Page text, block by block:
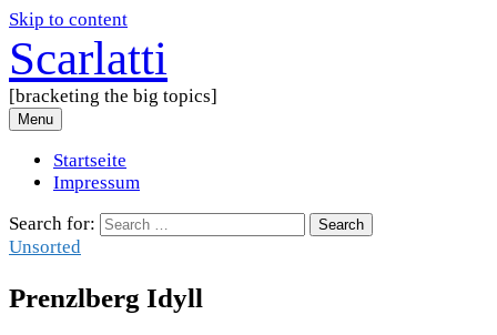
Skip to content
Scarlatti
[bracketing the big topics]
Menu
Startseite
Impressum
Search for:
Unsorted
Prenzlberg Idyll